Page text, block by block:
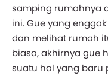
samping rumahnya
ini. Gue yang
dan melihat rumah
biasa, akhirnya gue
suatu hal yang baru